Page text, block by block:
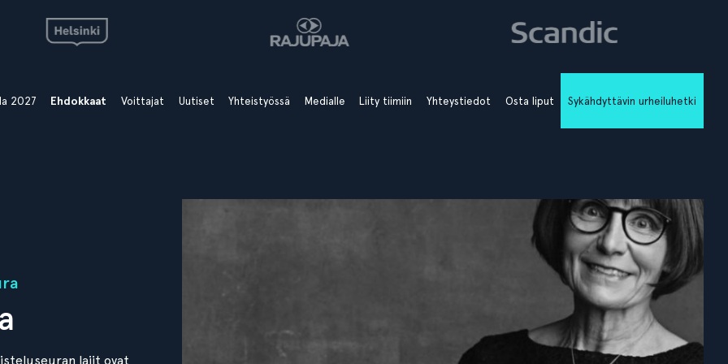
2027 Ehdokkaat Voittajat Uutiset Yhteistyössä Medialle Liity tiimiin Yhteystiedot Osta liput Sykähdyttävin urheiluhetki
lajit ovat